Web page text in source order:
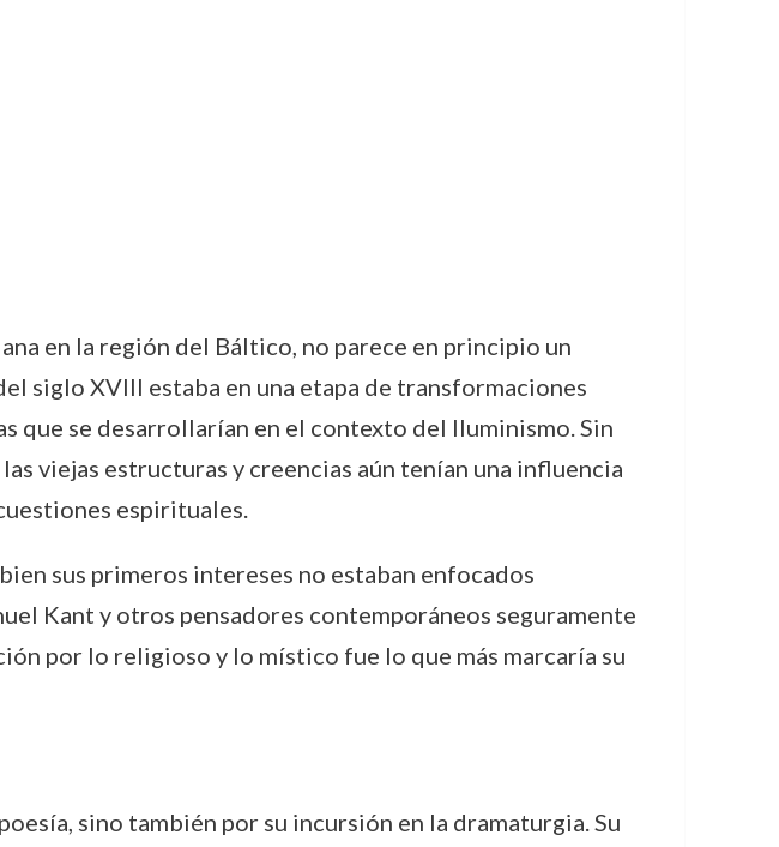
en la región del Báltico, no parece en principio un
siglo XVIII estaba en una etapa de transformaciones
que se desarrollarían en el contexto del Iluminismo. Sin
viejas estructuras y creencias aún tenían una influencia
espirituales.
sus primeros intereses no estaban enfocados
Kant y otros pensadores contemporáneos seguramente
por lo religioso y lo místico fue lo que más marcaría su
sino también por su incursión en la dramaturgia. Su